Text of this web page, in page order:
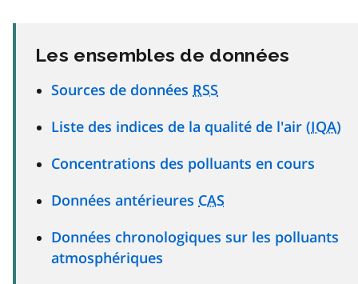
Les ensembles de données
Sources de données RSS
Liste des indices de la qualité de l'air (IQA)
Concentrations des polluants en cours
Données antérieures CAS
Données chronologiques sur les polluants
atmosphériques